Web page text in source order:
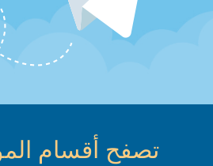
تصفح أقسام